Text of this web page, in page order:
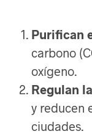
Purifican
carbono
oxígeno.
Regulan
y reducen
ciudades.